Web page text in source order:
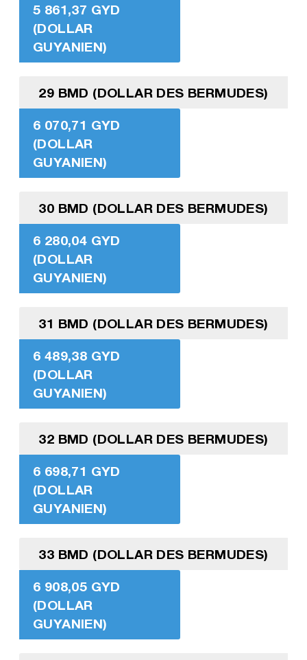
5 861,37 GYD
(DOLLAR
GUYANIEN)
29 BMD (DOLLAR DES BERMUDES)
6 070,71 GYD
(DOLLAR
GUYANIEN)
30 BMD (DOLLAR DES BERMUDES)
6 280,04 GYD
(DOLLAR
GUYANIEN)
31 BMD (DOLLAR DES BERMUDES)
6 489,38 GYD
(DOLLAR
GUYANIEN)
32 BMD (DOLLAR DES BERMUDES)
6 698,71 GYD
(DOLLAR
GUYANIEN)
33 BMD (DOLLAR DES BERMUDES)
6 908,05 GYD
(DOLLAR
GUYANIEN)